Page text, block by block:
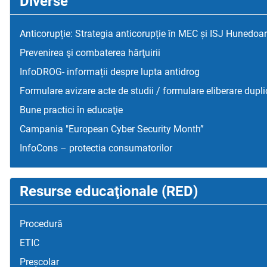
Anticorupție: Strategia anticorupție în MEC și ISJ
Prevenirea şi combaterea hărţuirii
InfoDROG- informații despre lupta antidrog
Formulare avizare acte de studii / formulare eliberare
Bune practici în educaţie
Campania "European Cyber Security Month”
InfoCons – protectia consumatorilor
Resurse educaţionale (RED)
Procedură
ETIC
Preșcolar